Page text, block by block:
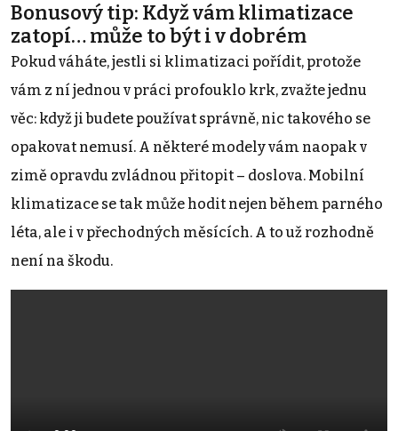
Bonusový tip: Když vám klimatizace
zatopí… může to být i v dobrém
Pokud váháte, jestli si klimatizaci pořídit, protože
vám z ní jednou v práci profouklo krk, zvažte jednu
věc: když ji budete používat správně, nic takového se
opakovat nemusí. A některé modely vám naopak v
zimě opravdu zvládnou přitopit – doslova. Mobilní
klimatizace se tak může hodit nejen během parného
léta, ale i v přechodných měsících. A to už rozhodně
není na škodu.